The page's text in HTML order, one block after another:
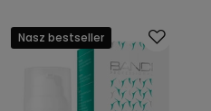
Nasz bestseller